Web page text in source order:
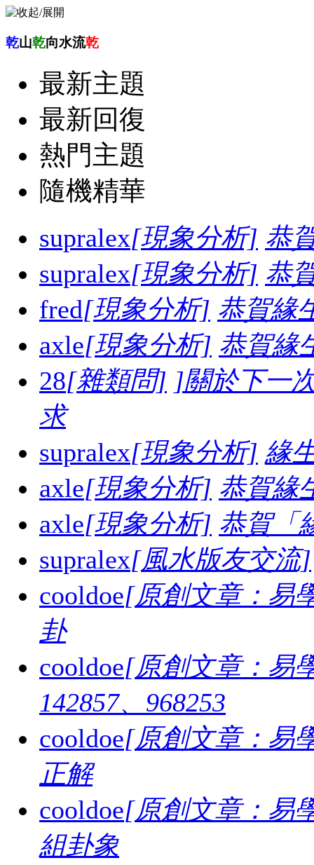
乾山乾向水流乾
最新主題
最新回復
熱門主題
隨機精華
supralex[現象分析] 恭
supralex[現象分析] 恭
fred[現象分析] 恭賀緣
axle[現象分析] 恭賀緣
28[雜類問] ]關於下一
求
supralex[現象分析] 緣
axle[現象分析] 恭賀緣
axle[現象分析] 恭賀「
supralex[風水版友交流]
cooldoe[原創文章：易
卦
cooldoe[原創文章：易
142857、968253
cooldoe[原創文章：易
正解
cooldoe[原創文章：易
組卦象